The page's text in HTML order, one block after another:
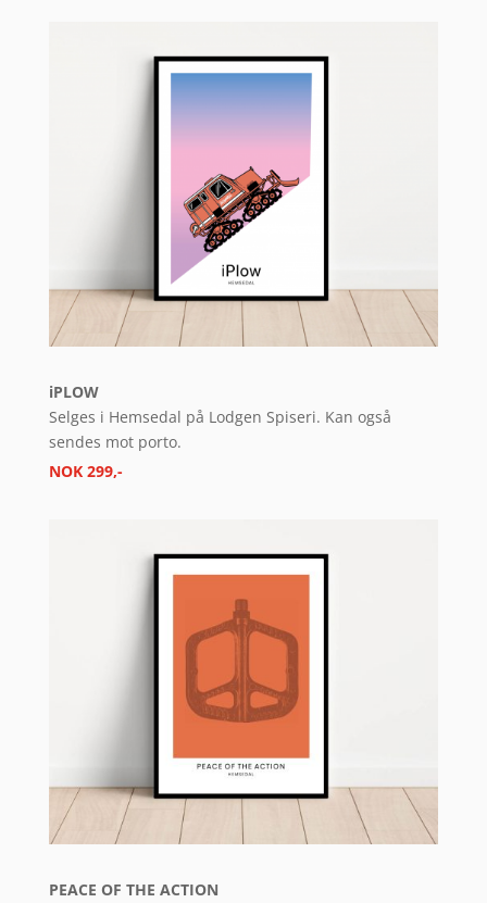
iPLOW
Selges i Hemsedal på Lodgen Spiseri. Kan også
sendes mot porto.
NOK 299,-
PEACE OF THE ACTION